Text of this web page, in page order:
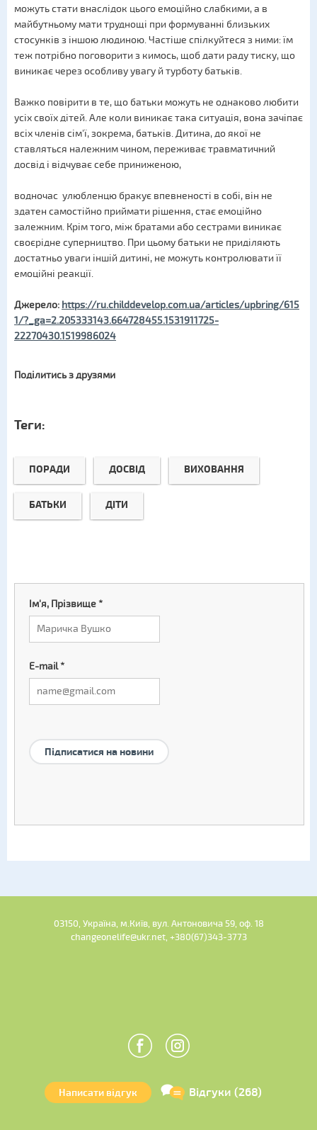
можуть стати внаслідок цього емоційно слабкими, а в
майбутньому мати труднощі при формуванні близьких
стосунків з іншою людиною. Частіше спілкуйтеся з ними: їм
теж потрібно поговорити з кимось, щоб дати раду тиску, що
виникає через особливу увагу й турботу батьків.
Важко повірити в те, що батьки можуть не однаково любити
усіх своїх дітей. Але коли виникає така ситуація, вона зачіпає
всіх членів сім'ї, зокрема, батьків. Дитина, до якої не
ставляться належним чином, переживає травматичний
досвід і відчуває себе приниженою,
водночас улюбленцю бракує впевненості в собі, він не
здатен самостійно приймати рішення, стає емоційно
залежним. Крім того, між братами або сестрами виникає
своєрідне суперництво. При цьому батьки не приділяють
достатньо уваги іншій дитині, не можуть контролювати її
емоційні реакції.
Джерело: https://ru.childdevelop.com.ua/articles/upbring/615
1/?_ga=2.205333143.664728455.1531911725-
22270430.1519986024
Поділитись з друзями
Теги:
ПОРАДИ ДОСВІД ВИХОВАННЯ
БАТЬКИ ДІТИ
Ім'я, Прізвище*
E-mail*
Підписатися на новини
03150, Україна, м.Київ, вул. Антоновича 59, оф. 18
changeonelife@ukr.net, +380(67)343-3773
Написати відгук Відгуки (268)